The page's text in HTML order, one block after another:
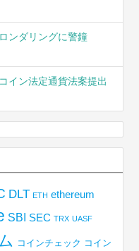
ンダリングに警鐘
イン法定通貨法案提出
DLT ETH ethereum
SBI SEC TRX UASF
コインチェック コイン